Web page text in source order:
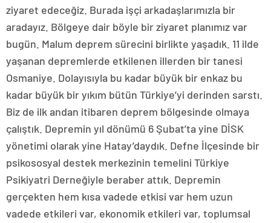
ziyaret edeceğiz. Burada işçi arkadaşlarımızla bir
aradayız. Bölgeye dair böyle bir ziyaret planımız var
bugün. Malum deprem sürecini birlikte yaşadık. 11 ilde
yaşanan depremlerde etkilenen illerden bir tanesi
Osmaniye. Dolayısıyla bu kadar büyük bir enkaz bu
kadar büyük bir yıkım bütün Türkiye’yi derinden sarstı.
Biz de ilk andan itibaren deprem bölgesinde olmaya
çalıştık. Depremin yıl dönümü 6 Şubat’ta yine DİSK
yönetimi olarak yine Hatay’daydık. Defne İlçesinde bir
psikososyal destek merkezinin temelini Türkiye
Psikiyatri Derneğiyle beraber attık. Depremin
gerçekten hem kısa vadede etkisi var hem uzun
vadede etkileri var, ekonomik etkileri var, toplumsal